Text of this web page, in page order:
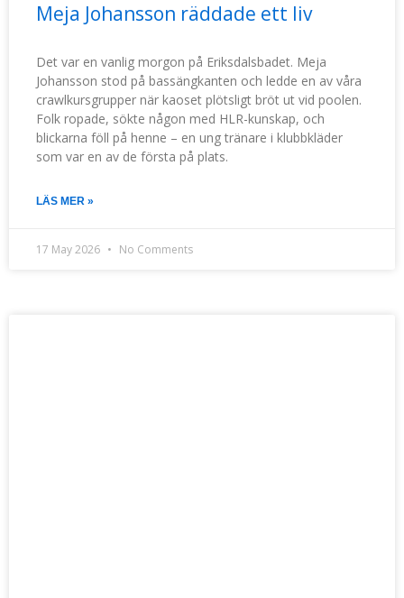
Meja Johansson räddade ett liv
Det var en vanlig morgon på Eriksdalsbadet. Meja
Johansson stod på bassängkanten och ledde en av våra
crawlkursgrupper när kaoset plötsligt bröt ut vid poolen.
Folk ropade, sökte någon med HLR-kunskap, och
blickarna föll på henne – en ung tränare i klubbkläder
som var en av de första på plats.
LÄS MER »
17 May 2026 No Comments